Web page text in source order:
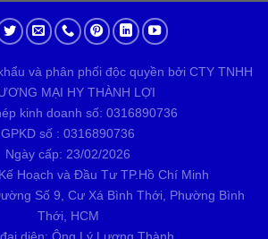
và phân phối độc quyền bởi CTY TNHH
MẠI HY THÀNH LỢI
kinh doanh số: 0316890736
GPKD số : 0316890736
Ngày cấp: 23/02/2026
Hoạch và Đầu Tư TP.Hồ Chí Minh
Số 9, Cư Xá Bình Thới, Phường Bình
Thới, HCM